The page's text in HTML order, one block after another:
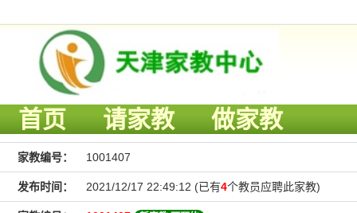
首页 请家教 做家教
家教编号： 1001407
发布时间： 2021/12/17 22:49:12 (已有4个教员应聘此家教)